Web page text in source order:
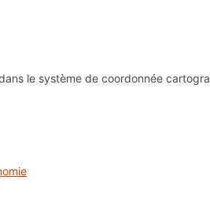
le système de coordonnée